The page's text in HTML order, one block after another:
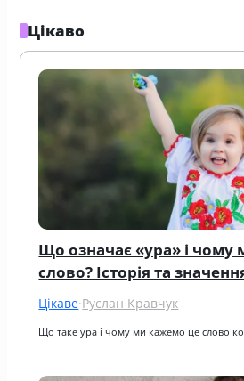
Цікаво
Що означає «ура» і
слово? Історія та
Цікаве·Руслан Кравчук
Що таке ура і чому ми кажемо це слово